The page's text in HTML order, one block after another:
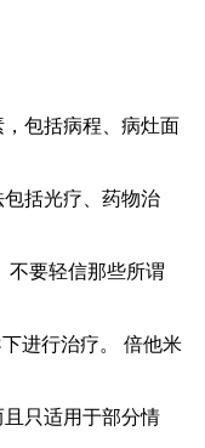
包括病程、病灶面
括光疗、药物治
不要轻信那些所谓
进行治疗。 倍他米
只适用于部分情